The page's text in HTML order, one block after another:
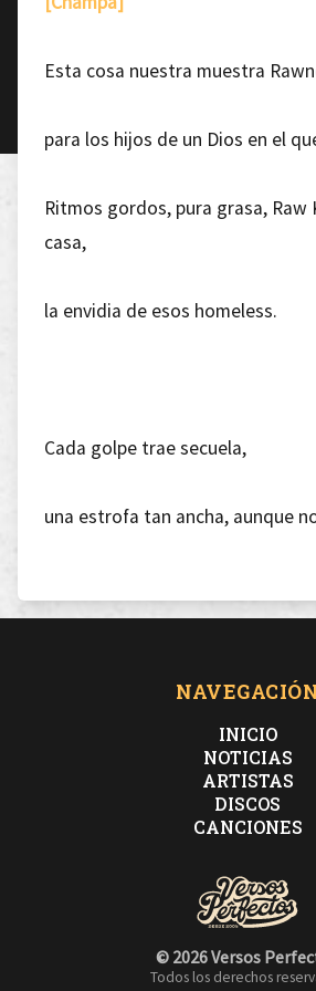
Esta cosa nuestra muestra
para los hijos de un Dios en el
Ritmos gordos, pura grasa, Raw
casa,
la envidia de esos homeless.
Cada golpe trae secuela,
una estrofa tan ancha, aunque
Cree en mí, hasta en mi ausencia,
Haré que brote el crudo donde
INICIO
NOTICIAS
ARTISTAS
DISCOS
CANCIONES
© 2026 Versos
Todos los derechos